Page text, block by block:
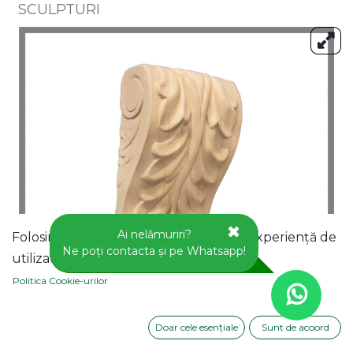
SCULPTURI
Folosim cookie-uri pentru a vă oferi o experiență de
utilizator mai bună pe acest site web.
Politica Cookie-urilor
Doar cele esențiale Sunt de acoord
Ai nelămuriri?
Ne poți contacta și pe Whatsapp!